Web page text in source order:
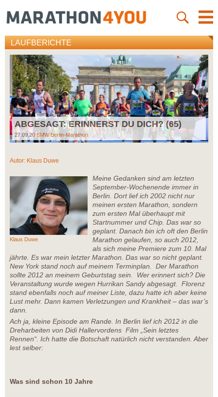
LAUFBERICHTE
ABGESAGT: ERINNERST DU DICH? (65)
27.09.20 BMW Berlin-Marathon
Autor: Klaus Duwe
Klaus Duwe
Meine Gedanken sind am letzten
September-Wochenende immer in
Berlin. Dort lief ich 2002 nicht nur
meinen ersten Marathon, sondern
zum ersten Mal überhaupt mit
Startnummer und Chip. Das war so
geplant. Danach bin ich oft den Berlin
Marathon gelaufen, so auch 2012,
als sich meine Premiere zum 10. Mal
jährte. Es war mein letzter Marathon. Das war so nicht geplant.
New York stand noch auf meinem Terminplan. Der Marathon
sollte 2012 an meinem Geburtstag sein. Wer erinnert sich? Die
Veranstaltung wurde wegen Hurrikan Sandy abgesagt. Florenz
stand ebenfalls noch auf meiner Liste, dazu hatte ich aber keine
Lust mehr. Dann kamen Verletzungen und Krankheit – das war’s
dann.
Ach ja, kleine Episode am Rande. In Berlin lief ich 2012 in die
Dreharbeiten von Didi Hallervordens Film „Sein letztes
Rennen“. Ich hatte die Botschaft natürlich nicht verstanden. Aber
lest selber:
Was sind schon 10 Jahre